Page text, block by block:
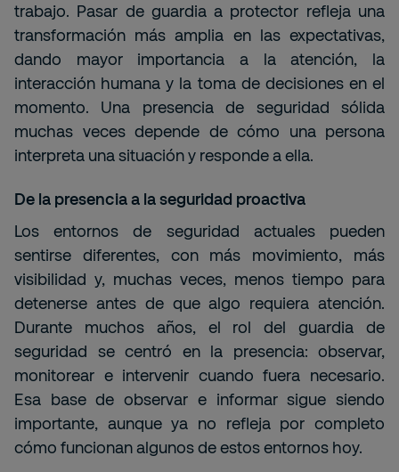
trabajo. Pasar de guardia a protector refleja una
transformación más amplia en las expectativas,
dando mayor importancia a la atención, la
interacción humana y la toma de decisiones en el
momento. Una presencia de seguridad sólida
muchas veces depende de cómo una persona
interpreta una situación y responde a ella.
De la presencia a la seguridad proactiva
Los entornos de seguridad actuales pueden
sentirse diferentes, con más movimiento, más
visibilidad y, muchas veces, menos tiempo para
detenerse antes de que algo requiera atención.
Durante muchos años, el rol del guardia de
seguridad se centró en la presencia: observar,
monitorear e intervenir cuando fuera necesario.
Esa base de observar e informar sigue siendo
importante, aunque ya no refleja por completo
cómo funcionan algunos de estos entornos hoy.